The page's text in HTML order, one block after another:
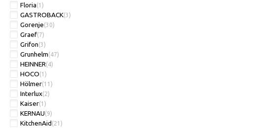
Floria(1)
GASTROBACK(3)
Gorenje(30)
Graef(7)
Grifon(3)
Grunhelm(47)
HEINNER(4)
HOCO(1)
Hölmer(11)
Interlux(2)
Kaiser(1)
KERNAU(9)
KitchenAid(21)